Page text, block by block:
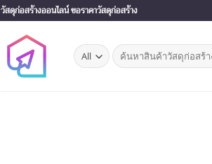
วัสดุก่อสร้างออนไลน์ ขอราคาวัสดุก่อสร้าง
Search
for: